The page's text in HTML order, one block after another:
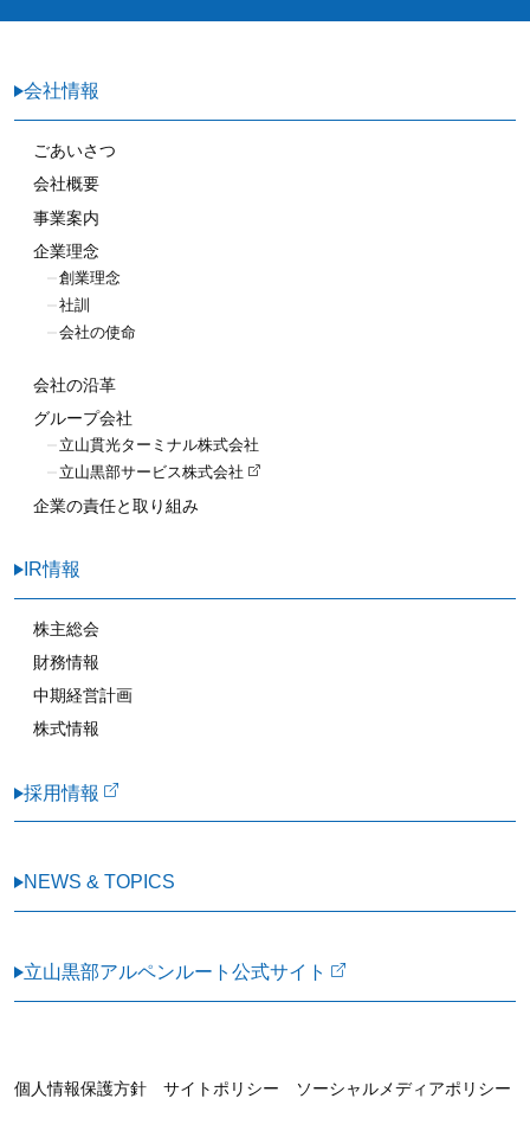
会社情報
ごあいさつ
会社概要
事業案内
企業理念
創業理念
社訓
会社の使命
会社の沿革
グループ会社
立山貫光ターミナル株式会社
立山黒部サービス株式会社
企業の責任と取り組み
IR情報
株主総会
財務情報
中期経営計画
株式情報
採用情報
NEWS & TOPICS
立山黒部アルペンルート公式サイト
個人情報保護方針 サイトポリシー ソーシャルメディアポリシー